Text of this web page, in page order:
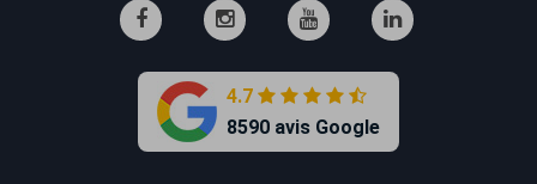
4.7
8590 avis Google